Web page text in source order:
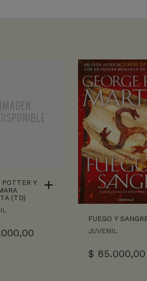
POTTER Y
(TD)
FUEGO Y
JUVENIL
$ 85.000,00